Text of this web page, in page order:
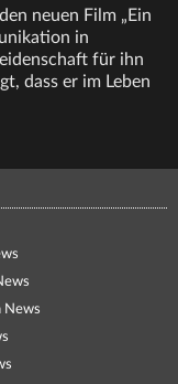
neuen Film „Ein
in
für ihn
dass er im Leben
News